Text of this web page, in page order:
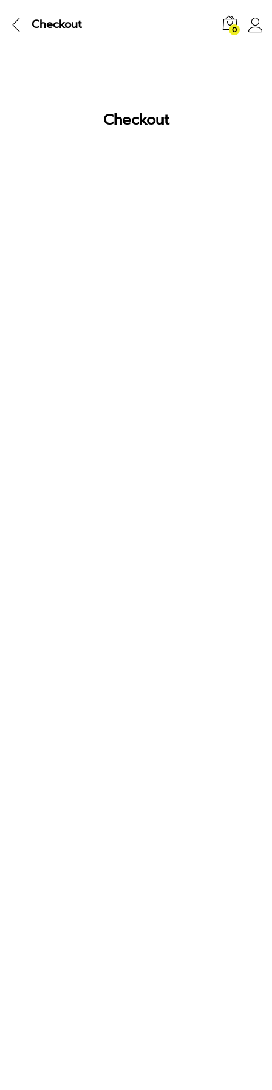
Checkout 0
Checkout